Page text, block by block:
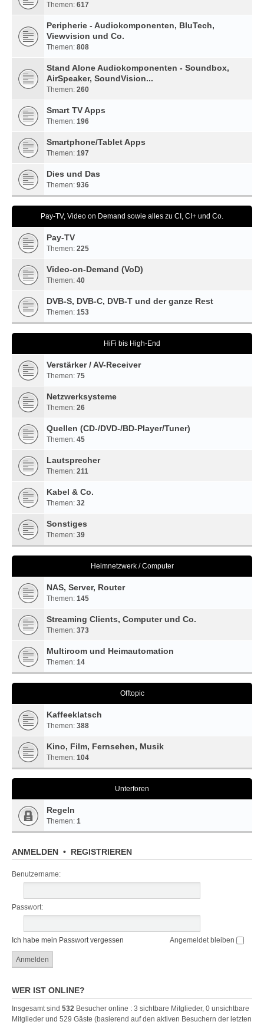
Themen: 617
Peripherie - Audiokomponenten, BluTech,
Viewvision und Co.
Themen: 808
Stand Alone Audiokomponenten - Soundbox,
AirSpeaker, SoundVision...
Themen: 260
Smart TV Apps
Themen: 196
Smartphone/Tablet Apps
Themen: 197
Dies und Das
Themen: 936
Pay-TV, Video on Demand sowie alles zu CI, CI+ und Co.
Pay-TV
Themen: 225
Video-on-Demand (VoD)
Themen: 40
DVB-S, DVB-C, DVB-T und der ganze Rest
Themen: 153
HiFi bis High-End
Verstärker / AV-Receiver
Themen: 75
Netzwerksysteme
Themen: 26
Quellen (CD-/DVD-/BD-Player/Tuner)
Themen: 45
Lautsprecher
Themen: 211
Kabel & Co.
Themen: 32
Sonstiges
Themen: 39
Heimnetzwerk / Computer
NAS, Server, Router
Themen: 145
Streaming Clients, Computer und Co.
Themen: 373
Multiroom und Heimautomation
Themen: 14
Offtopic
Kaffeeklatsch
Themen: 388
Kino, Film, Fernsehen, Musik
Themen: 104
Unterforen
Regeln
Themen: 1
ANMELDEN • REGISTRIEREN
Benutzername:
Passwort:
Ich habe mein Passwort vergessen Angemeldet bleiben
WER IST ONLINE?
Insgesamt sind 532 Besucher online : 3 sichtbare Mitglieder, 0 unsichtbare
Mitglieder und 529 Gäste (basierend auf den aktiven Besuchern der letzten